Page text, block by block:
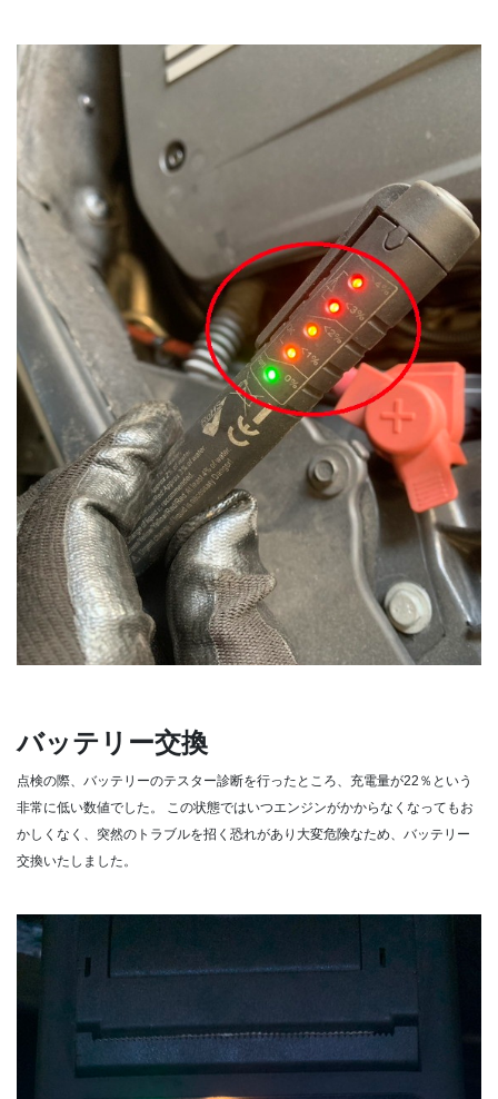
バッテリー交換
点検の際、バッテリーのテスター診断を行ったところ、充電量が22％という
非常に低い数値でした。
この状態ではいつエンジンがかからなくなってもお
かしくなく、突然のトラブルを招く恐れがあり大変危険なため、バッテリー
交換いたしました。